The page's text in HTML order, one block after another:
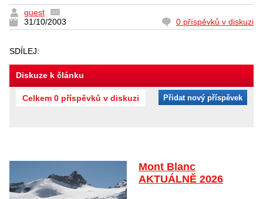
guest
31/10/2003
0 příspěvků v diskuzi
SDÍLEJ:
Diskuze k článku
Celkem 0 příspěvků v diskuzi Přidat nový příspěvek
Mont Blanc
AKTUÁLNĚ 2026